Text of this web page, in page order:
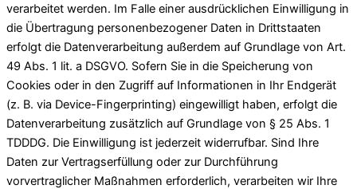
verarbeitet werden. Im Falle einer ausdrücklichen Einwilligung in
die Übertragung personenbezogener Daten in Drittstaaten
erfolgt die Datenverarbeitung außerdem auf Grundlage von Art.
49 Abs. 1 lit. a DSGVO. Sofern Sie in die Speicherung von
Cookies oder in den Zugriff auf Informationen in Ihr Endgerät
(z. B. via Device-Fingerprinting) eingewilligt haben, erfolgt die
Datenverarbeitung zusätzlich auf Grundlage von § 25 Abs. 1
TDDDG. Die Einwilligung ist jederzeit widerrufbar. Sind Ihre
Daten zur Vertragserfüllung oder zur Durchführung
vorvertraglicher Maßnahmen erforderlich, verarbeiten wir Ihre